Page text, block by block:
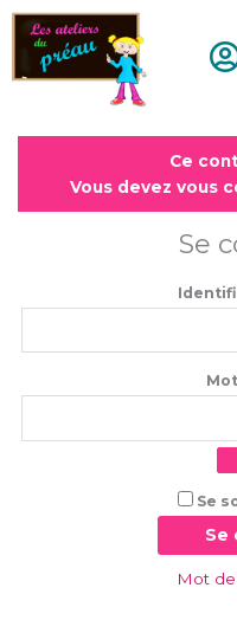
Aller
contenu
Ce
Vous devez vous
Se
Se
Se
Mot